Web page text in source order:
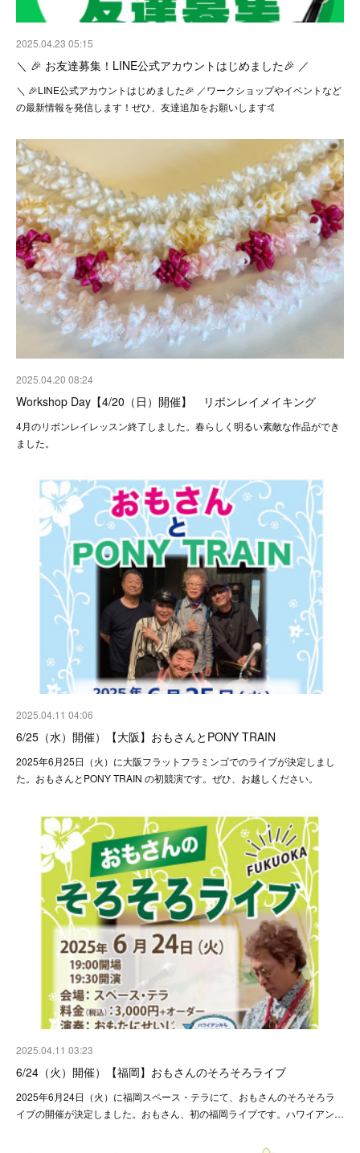
2025.04.23 05:15
＼ 🎉 お友達募集！LINE公式アカウントはじめました🎉 ／
＼ 🎉LINE公式アカウントはじめました🎉 ／ワークショップやイベントなど
の最新情報を発信します！ぜひ、友達追加をお願いします🤙
2025.04.20 08:24
Workshop Day【4/20（日）開催】 リボンレイメイキング
4月のリボンレイレッスン終了しました。春らしく明るい素敵な作品ができ
ました。
2025.04.11 04:06
6/25（水）開催）【大阪】おもさんとPONY TRAIN
2025年6月25日（火）に大阪フラットフラミンゴでのライブが決定しまし
た。おもさんとPONY TRAIN の初競演です。ぜひ、お越しください。
2025.04.11 03:23
6/24（火）開催）【福岡】おもさんのそろそろライブ
2025年6月24日（火）に福岡スペース・テラにて、おもさんのそろそろラ
イブの開催が決定しました。おもさん、初の福岡ライブです。ハワイアン…